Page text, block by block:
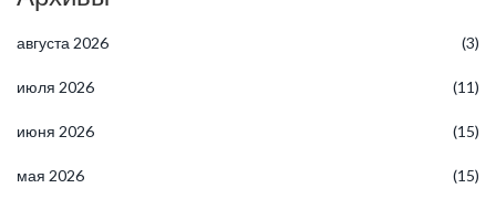
августа 2026 (3)
июля 2026 (11)
июня 2026 (15)
мая 2026 (15)